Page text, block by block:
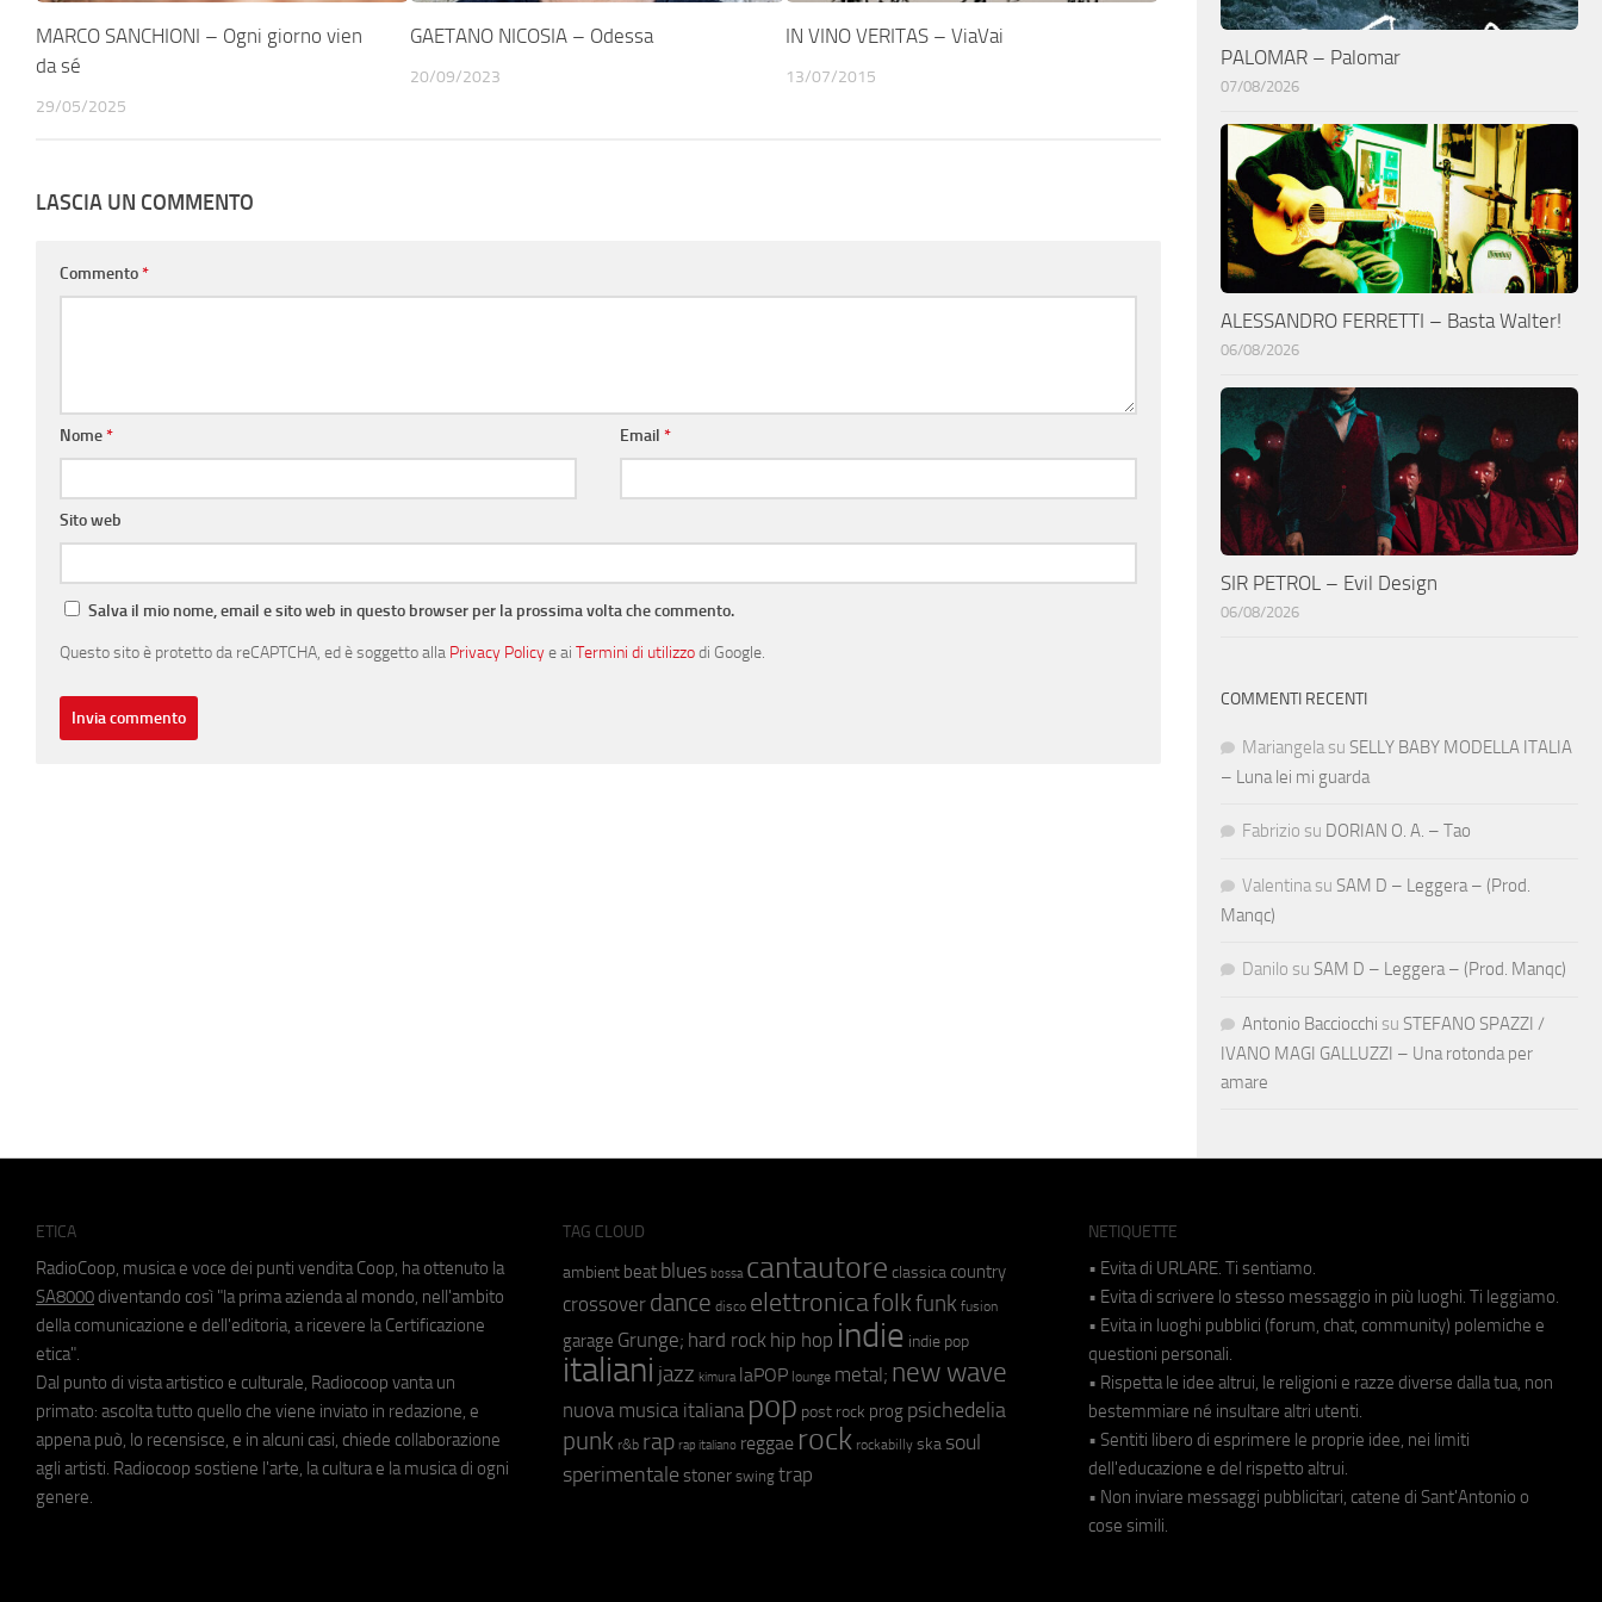
MARCO SANCHIONI – Ogni giorno vien
da sé
29/05/2025
GAETANO NICOSIA – Odessa
20/09/2023
IN VINO VERITAS – ViaVai
13/07/2015
LASCIA UN COMMENTO
Commento*
Nome* Email*
Sito web
Salva il mio nome, email e sito web in questo browser per la prossima volta che commento.
Questo sito è protetto da reCAPTCHA, ed è soggetto alla Privacy Policye ai Termini di utilizzodi Google.
PALOMAR – Palomar
07/08/2026
ALESSANDRO FERRETTI – Basta Walter!
06/08/2026
SIR PETROL – Evil Design
06/08/2026
COMMENTI RECENTI
Mariangela su SELLY BABY MODELLA ITALIA
– Luna lei mi guarda
Fabrizio su DORIAN O. A. – Tao
Valentina su SAM D – Leggera – (Prod.
Manqc)
Danilo su SAM D – Leggera – (Prod. Manqc)
Antonio Bacciocchi su STEFANO SPAZZI /
IVANO MAGI GALLUZZI – Una rotonda per
amare
ETICA
RadioCoop, musica e voce dei punti vendita Coop, ha ottenuto la
SA8000 diventando così "la prima azienda al mondo, nell'ambito
della comunicazione e dell'editoria, a ricevere la Certificazione
etica".
Dal punto di vista artistico e culturale, Radiocoop vanta un
primato: ascolta tutto quello che viene inviato in redazione, e
appena può, lo recensisce, e in alcuni casi, chiede collaborazione
agli artisti. Radiocoop sostiene l'arte, la cultura e la musica di ogni
genere.
TAG CLOUD
ambient beat blues bossa cantautore classica country
crossover dance disco elettronicafolkfunk fusion
garage Grunge; hard rock hip hop indie indie pop
italiani jazz kimura laPOP lounge metal; new wave
nuova musica italiana pop post rock prog psichedelia
punk r&b rap rap italiano reggae rock rockabilly ska soul
sperimentale stoner swing trap
NETIQUETTE
• Evita di URLARE. Ti sentiamo.
• Evita di scrivere lo stesso messaggio in più luoghi. Ti leggiamo.
• Evita in luoghi pubblici (forum, chat, community) polemiche e
questioni personali.
• Rispetta le idee altrui, le religioni e razze diverse dalla tua, non
bestemmiare né insultare altri utenti.
• Sentiti libero di esprimere le proprie idee, nei limiti
dell'educazione e del rispetto altrui.
• Non inviare messaggi pubblicitari, catene di Sant'Antonio o
cose simili.